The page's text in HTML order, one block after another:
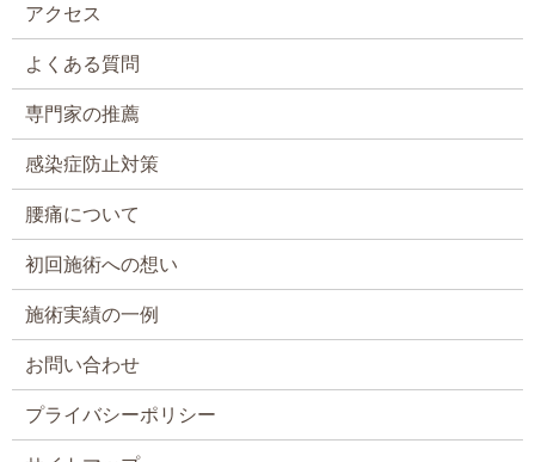
アクセス
よくある質問
専門家の推薦
感染症防止対策
腰痛について
初回施術への想い
施術実績の一例
お問い合わせ
プライバシーポリシー